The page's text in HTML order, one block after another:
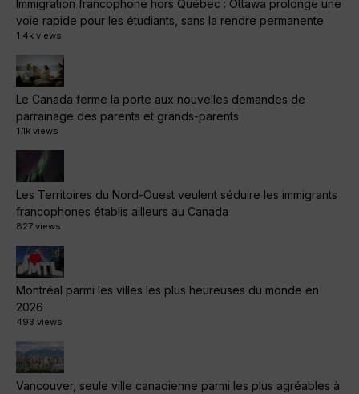
Immigration francophone hors Québec : Ottawa prolonge une
voie rapide pour les étudiants, sans la rendre permanente
1.4k views
Le Canada ferme la porte aux nouvelles demandes de
parrainage des parents et grands-parents
1.1k views
Les Territoires du Nord-Ouest veulent séduire les immigrants
francophones établis ailleurs au Canada
827 views
Montréal parmi les villes les plus heureuses du monde en
2026
493 views
Vancouver, seule ville canadienne parmi les plus agréables à